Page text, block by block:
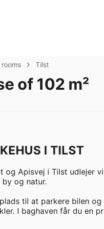
Tilst
of 102 m²
I TILST
og Apisvej i Tilst udlejer
og natur.
til at parkere bilen
I baghaven får du en